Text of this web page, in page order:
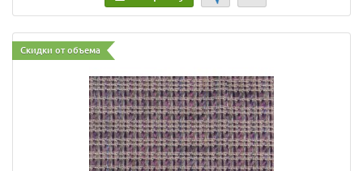
Скидки от объема